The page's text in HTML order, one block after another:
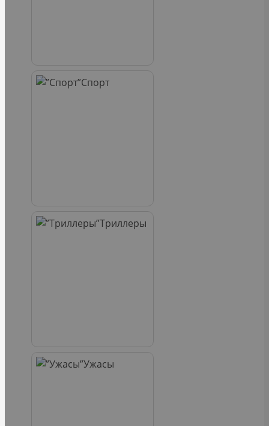
Спорт
Триллеры
Ужасы